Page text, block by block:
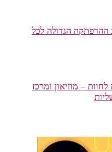
ההרפתקה הגדולה לכל
– מוזיאון ומרכז